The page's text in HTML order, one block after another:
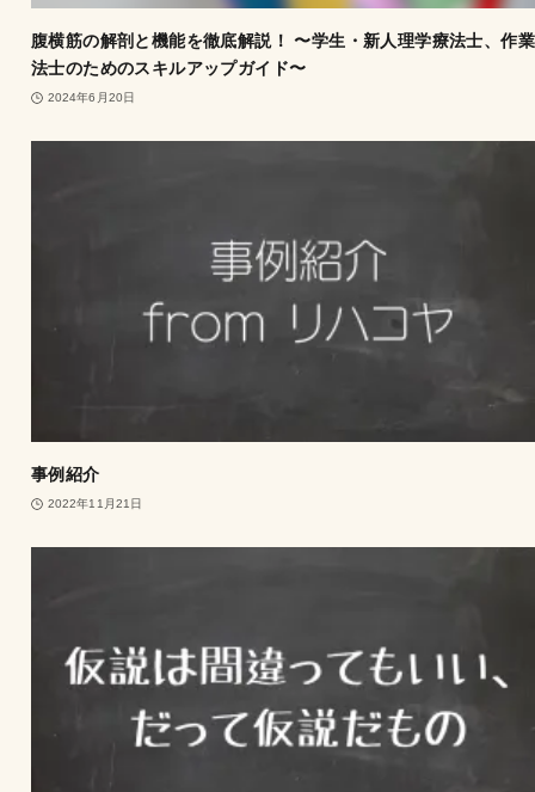
腹横筋の解剖と機能を徹底解説！ 〜学生・新人理学療法士、作
法士のためのスキルアップガイド〜
2024年6月20日
事例紹介
2022年11月21日